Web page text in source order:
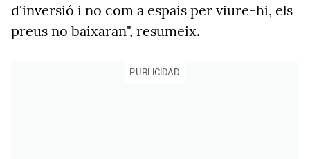
d'inversió i no com a espais per viure-hi, els
preus no baixaran", resumeix.
PUBLICIDAD